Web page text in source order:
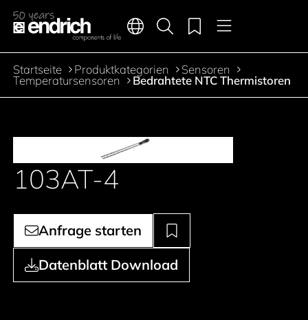
Zum Inhalt springen
Hauptnavigation
Sprachen Menü
Produktsuche
Merkliste
Pfadnavigation
Startseite Produktkategorien Sensoren
Temperatursensoren Bedrahtete NTC Thermistoren
103AT-4
Anfrage starten
Datenblatt Download